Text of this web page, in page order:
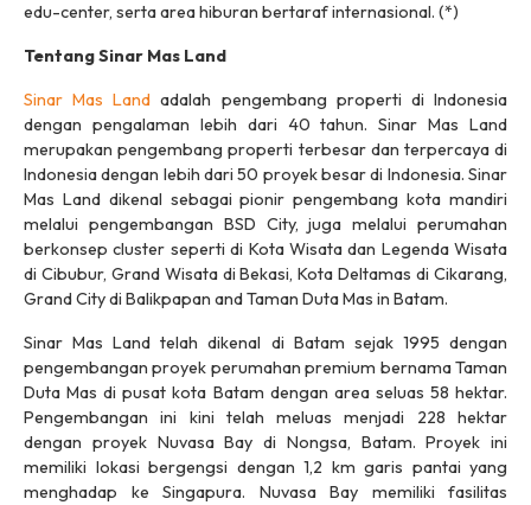
edu-center, serta area hiburan bertaraf internasional. (*)
Tentang Sinar Mas Land
Sinar Mas Land adalah pengembang properti di Indonesia
dengan pengalaman lebih dari 40 tahun. Sinar Mas Land
merupakan pengembang properti terbesar dan terpercaya di
Indonesia dengan lebih dari 50 proyek besar di Indonesia. Sinar
Mas Land dikenal sebagai pionir pengembang kota mandiri
melalui pengembangan BSD City, juga melalui perumahan
berkonsep cluster seperti di Kota Wisata dan Legenda Wisata
di Cibubur, Grand Wisata di Bekasi, Kota Deltamas di Cikarang,
Grand City di Balikpapan and Taman Duta Mas in Batam.
Sinar Mas Land telah dikenal di Batam sejak 1995 dengan
pengembangan proyek perumahan premium bernama Taman
Duta Mas di pusat kota Batam dengan area seluas 58 hektar.
Pengembangan ini kini telah meluas menjadi 228 hektar
dengan proyek Nuvasa Bay di Nongsa, Batam. Proyek ini
memiliki lokasi bergengsi dengan 1,2 km garis pantai yang
menghadap ke Singapura. Nuvasa Bay memiliki fasilitas